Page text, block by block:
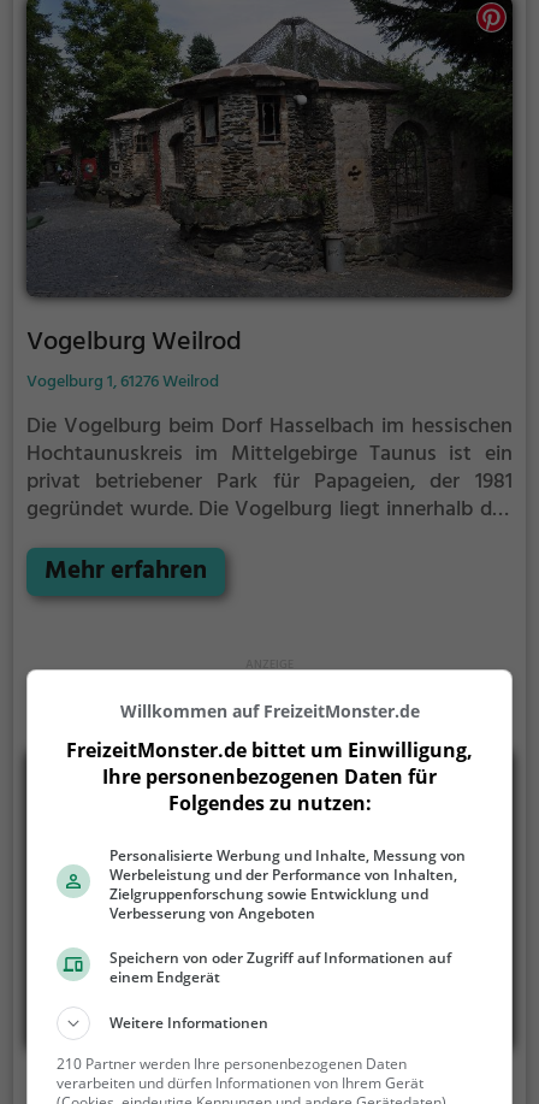
Vogelburg Weilrod
Vogelburg 1, 61276 Weilrod
Die Vogelburg beim Dorf Hasselbach im hessischen
Hochtaunuskreis im Mittelgebirge Taunus ist ein
privat betriebener Park für Papageien, der 1981
gegründet wurde. Die Vogelburg liegt innerhalb des
900 m südlich der Dorfkirche St. Margaretha des
Weilroder Ortsteils Hasselbach. Etwas oberhalb des
bis 420 m ü. NHN auf dem unteren Teil der
Nordnordostflanke des Stückelbergs (509,7 m).
von Schwickershausen im Südwesten – südlich
vorbei an Hasselbach und im Rahmen ihres
Nordostabschnitts durch das Bachtal verlaufend –
nach Rod an der Weil im Nordosten die
Landesstraße 3030. Auf der gegenüberliegenden
Straßenseite der L3030 liegt die 1892 errichtete
Marienkapelle.
Mehr erfahren
Willkommen auf FreizeitMonster.de
FreizeitMonster.de bittet um Einwilligung,
Ihre personenbezogenen Daten für
Folgendes zu nutzen:
Personalisierte Werbung und Inhalte, Messung von
Werbeleistung und der Performance von Inhalten,
Zielgruppenforschung sowie Entwicklung und
Verbesserung von Angeboten
Speichern von oder Zugriff auf Informationen auf
einem Endgerät
Weitere Informationen
210 Partner werden Ihre personenbezogenen Daten
verarbeiten und dürfen Informationen von Ihrem Gerät